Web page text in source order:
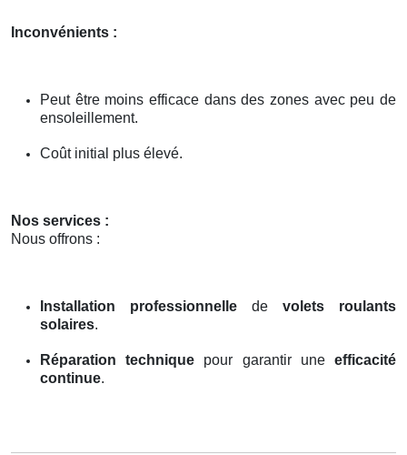
Inconvénients :
Peut être moins efficace dans des zones avec peu de
ensoleillement.
Coût initial plus élevé.
Nos services :
Nous offrons :
Installation professionnelle de volets roulants
solaires.
Réparation technique pour garantir uneefficacité
continue.